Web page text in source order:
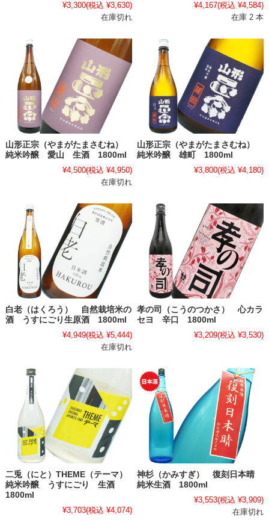
¥3,300(税込 ¥3,630)
在庫切れ
¥4,167(税込 ¥4,584)
在庫 2 本
山形正宗（やまがたまさむね）
純米吟醸 愛山 生酒 1800ml
¥4,500(税込 ¥4,950)
在庫切れ
山形正宗（やまがたまさむね）
純米吟醸 雄町 1800ml
¥3,800(税込 ¥4,180)
白老（はくろう） 自然栽培米の
酒 うすにごり生原酒 1800ml
¥4,949(税込 ¥5,444)
在庫切れ
孝の司（こうのつかさ） 心カラ
セヨ 辛口 1800ml
¥3,209(税込 ¥3,530)
二兎（にと）THEME（テーマ）
純米吟醸 うすにごり 生酒
1800ml
¥3,703(税込 ¥4,074)
神杉（かみすぎ） 復刻日本晴
純米生酒 1800ml
¥3,553(税込 ¥3,909)
在庫切れ